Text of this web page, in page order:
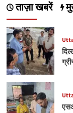
ताज़ा खबरें